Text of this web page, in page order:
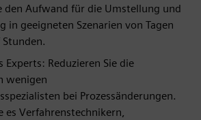
den Aufwand für die Umstellung und
in geeigneten Szenarien von Tagen
Experts: Reduzieren Sie die
wenigen
bei Prozessänderungen.
es Verfahrenstechnikern,